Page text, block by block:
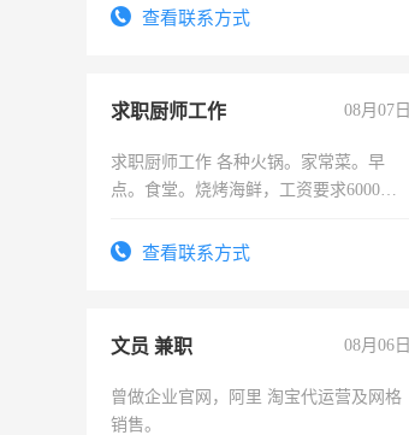
勤快的四五十，每天挣零花钱没问题！
查看联系方式
求职厨师工作 08月07日
求职厨师工作 各种火锅。家常菜。早
点。食堂。烧烤海鲜，工资要求6000以
查看联系方式
文员 兼职 08月06日
曾做企业官网，阿里 淘宝代运营及网格
销售。